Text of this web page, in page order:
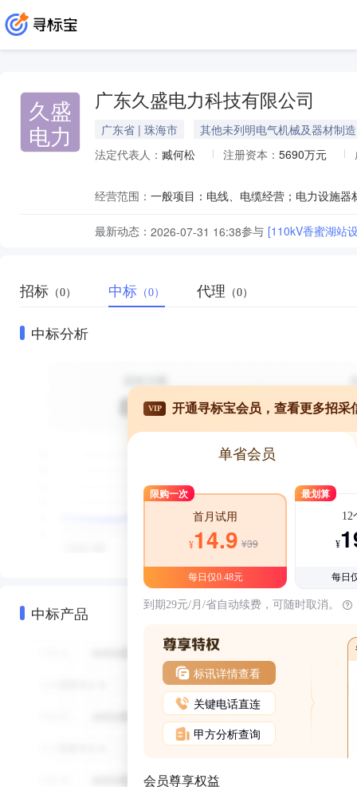
久盛
电力
广东久盛电力科技有限公司
广东省 | 珠海市
其他未列明电气机械及器材制造
法定代表人： 臧何松 注册资本： 5690万元
经营范围：
最新动态： 2026-07-31 16:38参与 [110kV香蜜湖站
招标 （0） 中标 （0） 代理 （0）
中标分析
中标产品
VIP 开通寻标宝会员，查看更多招采
单省会员
限购一次
首月试用
¥14.9 ¥39
每日仅0.48元
最划算
12
¥
每日
到期29元/月/省自动续费，可随时取消。
标讯详情查看
关键电话直连
甲方分析查询
会员尊享权益